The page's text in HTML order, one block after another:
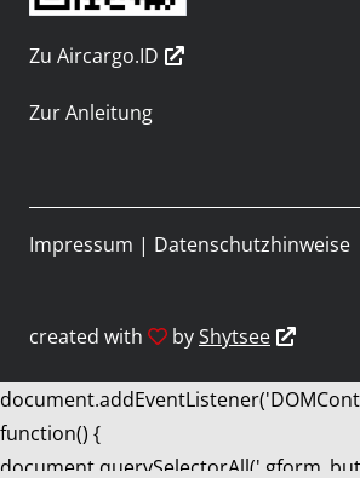
Zu Aircargo.ID
Zur Anleitung
created with byShytsee
Impressum | Datenschutzhinweise
function() {